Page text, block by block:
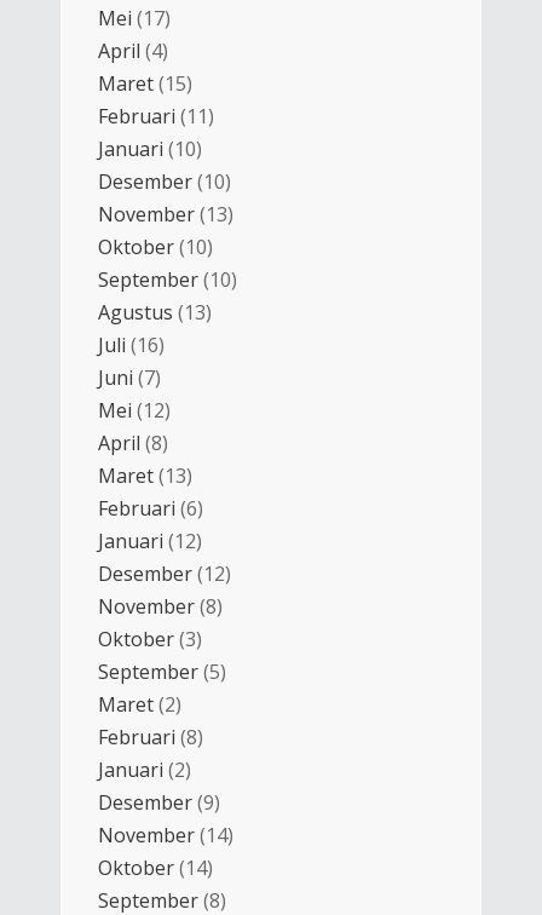
Mei (17)
April (4)
Maret(15)
Februari (11)
Januari (10)
Desember(10)
November(13)
Oktober(10)
September(10)
Agustus (13)
Juli (16)
Juni (7)
Mei (12)
April (8)
Maret(13)
Februari (6)
Januari (12)
Desember(12)
November(8)
Oktober(3)
September(5)
Maret(2)
Februari (8)
Januari (2)
Desember(9)
November(14)
Oktober(14)
September(8)